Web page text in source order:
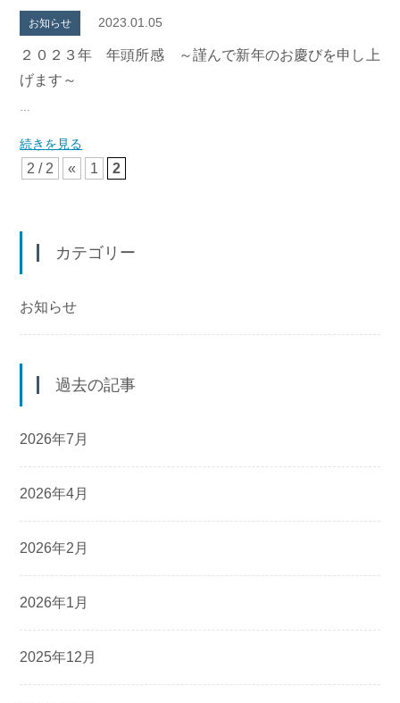
お知らせ 2023.01.05
２０２３年 年頭所感 ～謹んで新年のお慶びを申し上
げます～
…
続きを見る
2 / 2 « 1 2
カテゴリー
お知らせ
過去の記事
2026年7月
2026年4月
2026年2月
2026年1月
2025年12月